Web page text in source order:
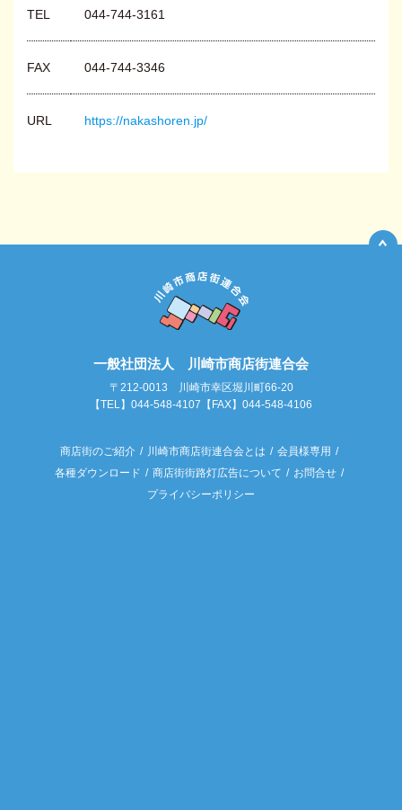
TEL 044-744-3161
FAX 044-744-3346
URL https://nakashoren.jp/
一般社団法人 川崎市商店街連合会
〒212-0013 川崎市幸区堀川町66-20
【TEL】044-548-4107【FAX】044-548-4106
商店街のご紹介 川崎市商店街連合会とは
会員様専用
各種ダウンロード
商店街街路灯広告について
お問合せ
プライバシーポリシー